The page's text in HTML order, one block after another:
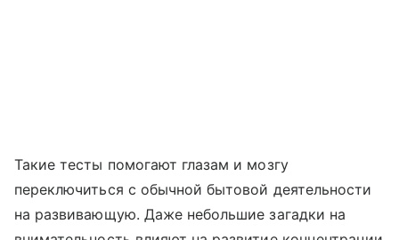
Такие тесты помогают глазам и мозгу
переключиться с обычной бытовой деятельности
на развивающую. Даже небольшие загадки на